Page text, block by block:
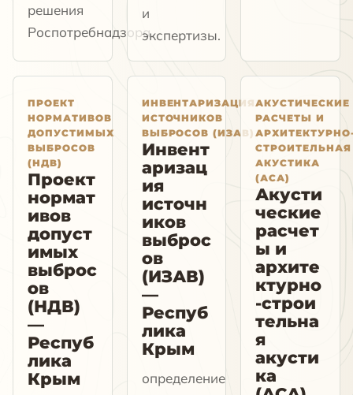
решения
Роспотребнадзора.
и
экспертизы.
ПРОЕКТ
НОРМАТИВОВ
ДОПУСТИМЫХ
ВЫБРОСОВ
(НДВ)
Проект
нормат
ивов
допуст
имых
выброс
ов
(НДВ)
—
Респуб
лика
Крым
ИНВЕНТАРИЗАЦИЯ
ИСТОЧНИКОВ
ВЫБРОСОВ (ИЗАВ)
Инвент
аризац
ия
источн
иков
выброс
ов
(ИЗАВ)
—
Респуб
лика
Крым
определение
АКУСТИЧЕСКИЕ
РАСЧЕТЫ И
СТРОИТЕЛЬНАЯ
АКУСТИКА
(АСА)
Акусти
ческие
расчет
ы и
архите
ктурно
-строи
тельна
я
акусти
ка